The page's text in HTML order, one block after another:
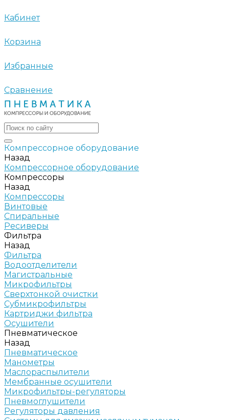
Кабинет
Корзина
Избранные
Сравнение
Компрессорное оборудование
Назад
Компрессорное оборудование
Компрессоры
Назад
Компрессоры
Винтовые
Спиральные
Ресиверы
Фильтра
Назад
Фильтра
Водоотделители
Магистральные
Микрофильтры
Сверхтонкой очистки
Субмикрофильтры
Картриджи фильтра
Осушители
Пневматическое
Назад
Пневматическое
Манометры
Маслораспылители
Мембранные осушители
Микрофильтры-регуляторы
Пневмоглушители
Регуляторы давления